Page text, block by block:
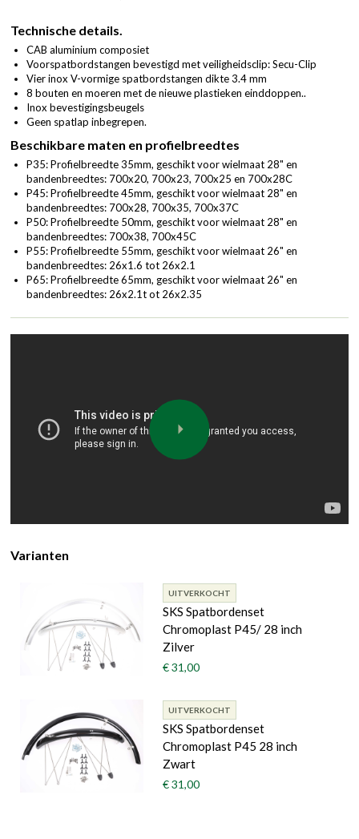
Technische details.
CAB aluminium composiet
Voorspatbordstangen bevestigd met veiligheidsclip: Secu-Clip
Vier inox V-vormige spatbordstangen dikte 3.4 mm
8 bouten en moeren met de nieuwe plastieken einddoppen..
Inox bevestigingsbeugels
Geen spatlap inbegrepen.
Beschikbare maten en profielbreedtes
P35: Profielbreedte 35mm, geschikt voor wielmaat 28" en
bandenbreedtes: 700x20, 700x23, 700x25 en 700x28C
P45: Profielbreedte 45mm, geschikt voor wielmaat 28" en
bandenbreedtes: 700x28, 700x35, 700x37C
P50: Profielbreedte 50mm, geschikt voor wielmaat 28" en
bandenbreedtes: 700x38, 700x45C
P55: Profielbreedte 55mm, geschikt voor wielmaat 26" en
bandenbreedtes: 26x1.6 tot 26x2.1
P65: Profielbreedte 65mm, geschikt voor wielmaat 26" en
bandenbreedtes: 26x2.1t ot 26x2.35
Varianten
UITVERKOCHT
SKS Spatbordenset
Chromoplast P45/ 28 inch
Zilver
€ 31,00
UITVERKOCHT
SKS Spatbordenset
Chromoplast P45 28 inch
Zwart
€ 31,00